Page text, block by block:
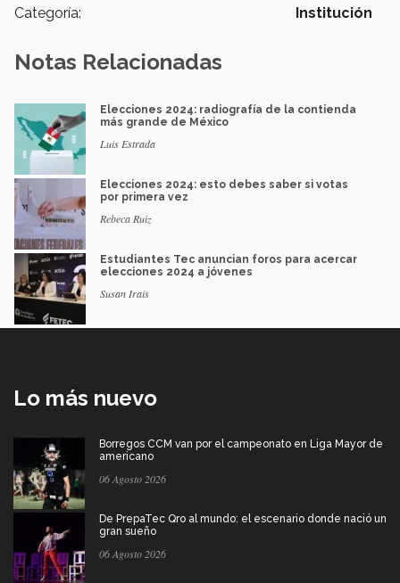
Categoría: Institución
Notas Relacionadas
Elecciones 2024: radiografía de la contienda
más grande de México
Luis Estrada
Elecciones 2024: esto debes saber si votas
por primera vez
Rebeca Ruiz
Estudiantes Tec anuncian foros para acercar
elecciones 2024 a jóvenes
Susan Irais
Lo más nuevo
Borregos CCM van por el campeonato en Liga Mayor de
americano
06 Agosto 2026
De PrepaTec Qro al mundo: el escenario donde nació un
gran sueño
06 Agosto 2026